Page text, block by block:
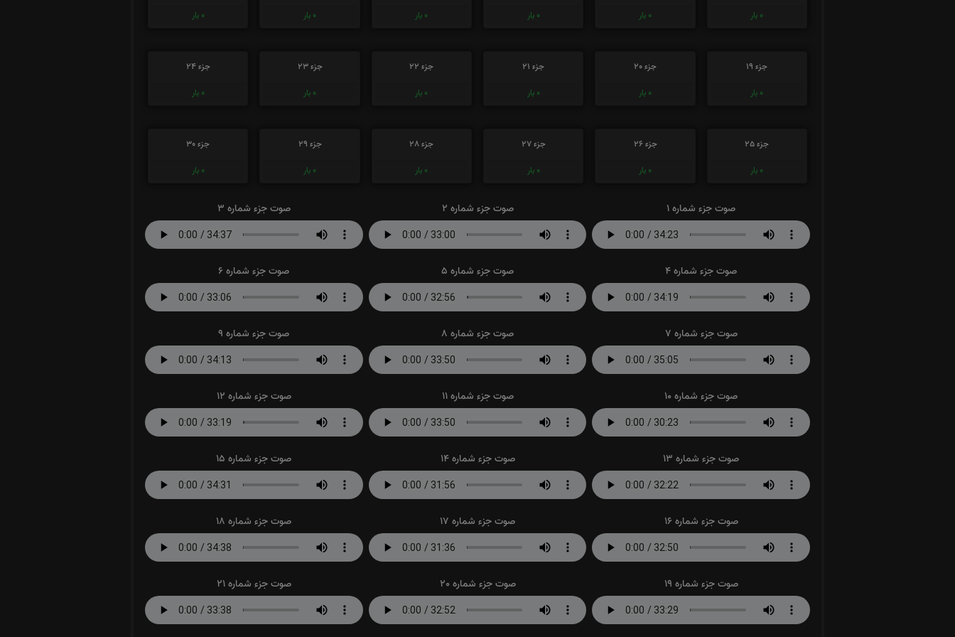
0 بار
0 بار
0 بار
0 بار
0 بار
0 بار
جزء 19
0 بار
جزء 20
0 بار
جزء 21
0 بار
جزء 22
0 بار
جزء 23
0 بار
جزء 24
0 بار
جزء 25
0 بار
جزء 26
0 بار
جزء 27
0 بار
جزء 28
0 بار
جزء 29
0 بار
جزء 30
0 بار
صوت جزء شماره 1 صوت جزء شماره 2 صوت جزء شماره 3
صوت جزء شماره 4 صوت جزء شماره 5 صوت جزء شماره 6
صوت جزء شماره 7 صوت جزء شماره 8 صوت جزء شماره 9
صوت جزء شماره 10 صوت جزء شماره 11 صوت جزء شماره 12
صوت جزء شماره 13 صوت جزء شماره 14 صوت جزء شماره 15
صوت جزء شماره 16 صوت جزء شماره 17 صوت جزء شماره 18
صوت جزء شماره 19 صوت جزء شماره 20 صوت جزء شماره 21